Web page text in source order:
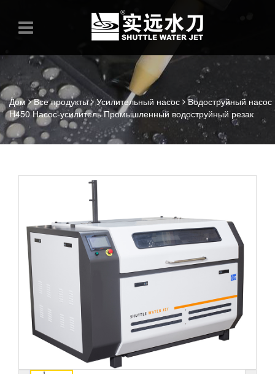
Дом Все продукты Усилительный насос
Водоструйный насос
H450 Насос-усилитель Промышленный водоструйный резак